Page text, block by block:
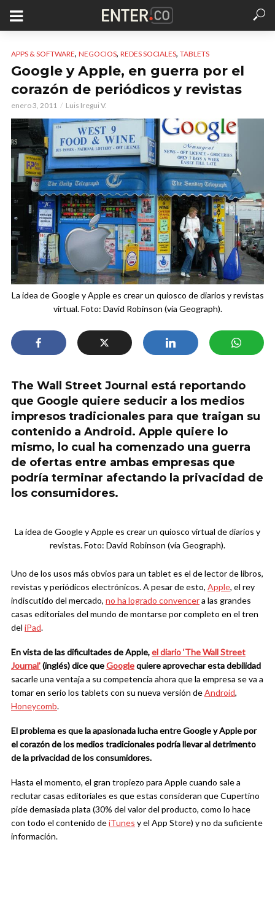
APPS & SOFTWARE, NEGOCIOS, REDES SOCIALES, TABLETS
Google y Apple, en guerra por el
corazón de periódicos y revistas
enero 3, 2011 Luis Iregui V.
La idea de Google y Apple es crear un quiosco de diarios y revistas
virtual. Foto: David Robinson (vía Geograph).
The Wall Street Journal está reportando
que Google quiere seducir a los medios
impresos tradicionales para que traigan su
contenido a Android. Apple quiere lo
mismo, lo cual ha comenzado una guerra
de ofertas entre ambas empresas que
podría terminar afectando la privacidad de
los consumidores.
La idea de Google y Apple es crear un quiosco virtual de diarios y
revistas. Foto: David Robinson (vía Geograph).
Uno de los usos más obvios para un tablet es el de lector de libros,
revistas y periódicos electrónicos. A pesar de esto, Apple, el rey
indiscutido del mercado, no ha logrado convencera las grandes
casas editoriales del mundo de montarse por completo en el tren
del iPad.
En vista de las dificultades de Apple,el diario ‘The Wall Street
Journal’(inglés) dice queGooglequiere aprovechar esta debilidad
sacarle una ventaja a su competencia ahora que la empresa se va a
tomar en serio los tablets con su nueva versión deAndroid,
Honeycomb.
El problema es que la apasionada lucha entre Google y Apple por
el corazón de los medios tradicionales podría llevar al detrimento
de la privacidad de los consumidores.
Hasta el momento, el gran tropiezo para Apple cuando sale a
reclutar casas editoriales es que estas consideran que Cupertino
pide demasiada plata (30% del valor del producto, como lo hace
con todo el contenido deiTunes y el App Store) y no da suficiente
información.